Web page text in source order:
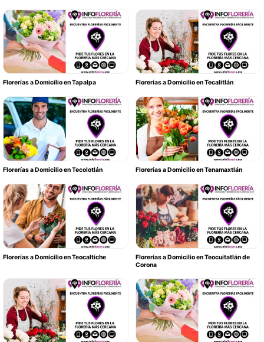
Florerías a Domicilio en Tapalpa Florerías a Domicilio en Tecalitlán
Florerías a Domicilio en Tecolotlán Florerías a Domicilio en Tenamaxtlán
Florerías a Domicilio en Teocaltiche
Florerías a Domicilio en Teocuitatlán de
Corona